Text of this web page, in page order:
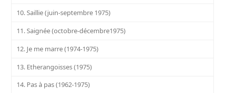
10. Saillie (juin-septembre 1975)
11. Saignée (octobre-décembre1975)
12. Je me marre (1974-1975)
13. Etherangoisses (1975)
14. Pas à pas (1962-1975)